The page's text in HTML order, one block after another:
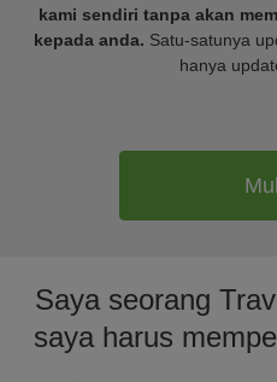
kami sendiri tanpa akan
kepada anda. Satu-satunya
hanya
Saya seorang
saya harus